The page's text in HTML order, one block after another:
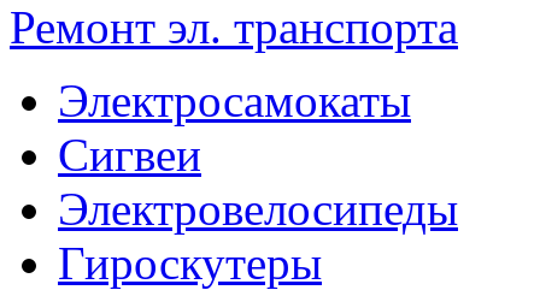
Ремонт эл. транспорта
Электросамокаты
Сигвеи
Электровелосипеды
Гироскутеры